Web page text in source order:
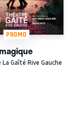
PROMO
Gaîté Rive Gauche